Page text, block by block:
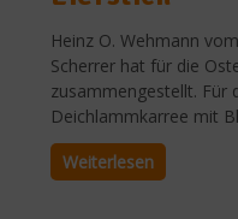
Heinz O. Wehmann
Scherrer hat für die
zusammengestellt. Für
Deichlammkarree mit
Weiterlesen